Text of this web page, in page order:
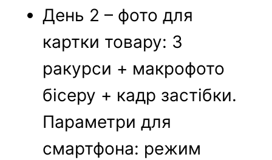
День 2 – фото для
картки товару: 3
ракурси + макрофото
бісеру + кадр застібки.
Параметри для
смартфона: режим